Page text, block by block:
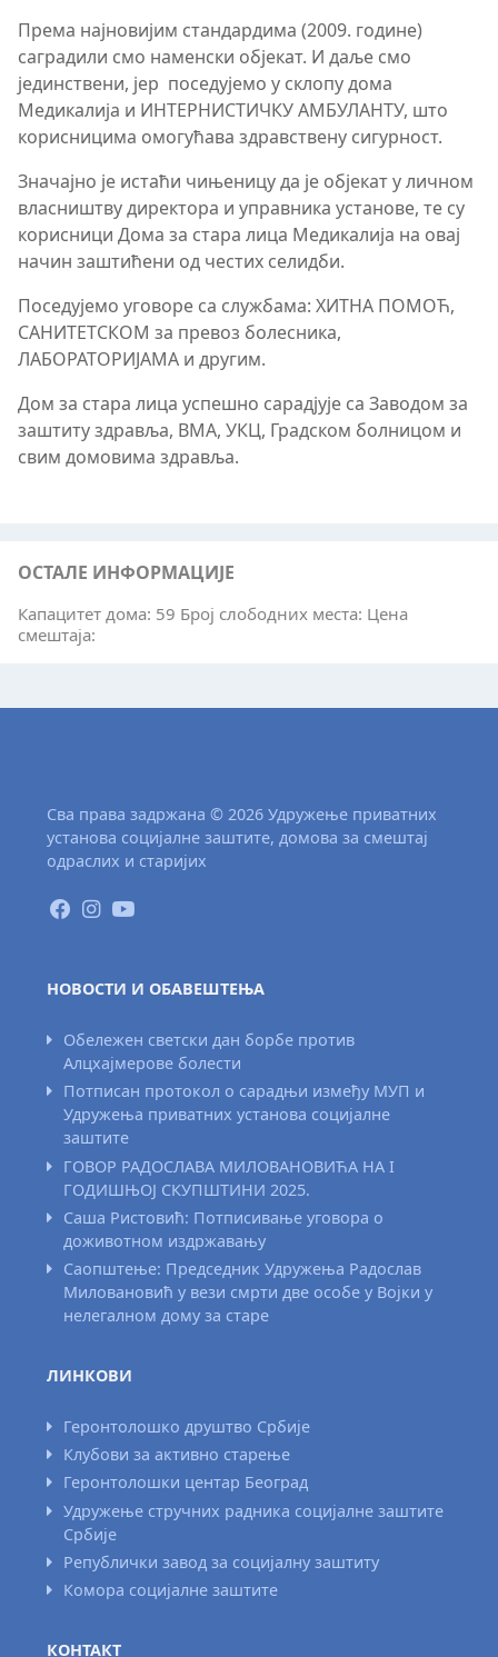
Према најновијим стандардима (2009. године)
саградили смо наменски објекат. И даље смо
јединствени, јер поседујемо у склопу дома
Медикалија и ИНТЕРНИСТИЧКУ АМБУЛАНТУ, што
корисницима омогућава здравствену сигурност.
Значајно је истаћи чињеницу да је објекат у личном
власништву директора и управника установе, те су
корисници Дома за стара лица Медикалија на овај
начин заштићени од честих селидби.
Поседујемо уговоре са службама: ХИТНА ПОМОЋ,
САНИТЕТСКОМ за превоз болесника,
ЛАБОРАТОРИЈАМА и другим.
Дом за стара лица успешно сарадјује са Заводом за
заштиту здравља, ВМА, УКЦ, Градском болницом и
свим домовима здравља.
ОСТАЛЕ ИНФОРМАЦИЈЕ
Капацитет дома: 59 Број слободних места: Цена
смештаја:
Сва права задржана © 2026 Удружење приватних
установа социјалне заштите, домова за смештај
одраслих и старијих
НОВОСТИ И ОБАВЕШТЕЊА
Обележен светски дан борбе против
Алцхајмерове болести
Потписан протокол о сарадњи између МУП и
Удружења приватних установа социјалне
заштите
ГОВОР РАДОСЛАВА МИЛОВАНОВИЋА НА I
ГОДИШЊОЈ СКУПШТИНИ 2025.
Саша Ристовић: Потписивање уговора о
доживотном издржавању
Саопштење: Председник Удружења Радослав
Миловановић у вези смрти две особе у Војки у
нелегалном дому за старе
ЛИНКОВИ
Геронтолошко друштво Србије
Клубови за активно старење
Геронтолошки центар Београд
Удружење стручних радника социјалне заштите
Србије
Републички завод за социјалну заштиту
Комора социјалне заштите
КОНТАКТ